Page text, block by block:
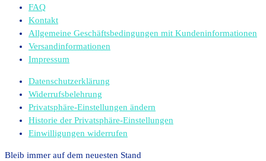
FAQ
Kontakt
Allgemeine Geschäftsbedingungen mit Kundeninformationen
Versandinformationen
Impressum
Datenschutzerklärung
Widerrufsbelehrung
Privatsphäre-Einstellungen ändern
Historie der Privatsphäre-Einstellungen
Einwilligungen widerrufen
Bleib immer auf dem neuesten Stand